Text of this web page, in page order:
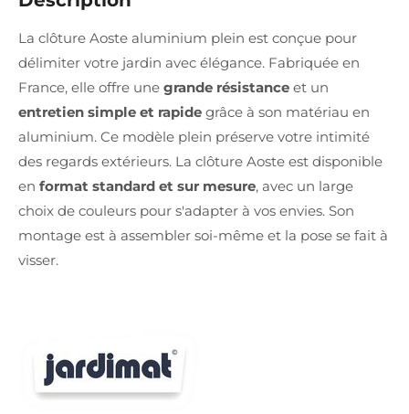
La clôture Aoste aluminium plein est conçue pour
délimiter votre jardin avec élégance. Fabriquée en
France, elle offre une grande résistance et un
entretien simple et rapide grâce à son matériau en
aluminium. Ce modèle plein préserve votre intimité
des regards extérieurs. La clôture Aoste est disponible
en format standard et sur mesure, avec un large
choix de couleurs pour s'adapter à vos envies. Son
montage est à assembler soi-même et la pose se fait à
visser.